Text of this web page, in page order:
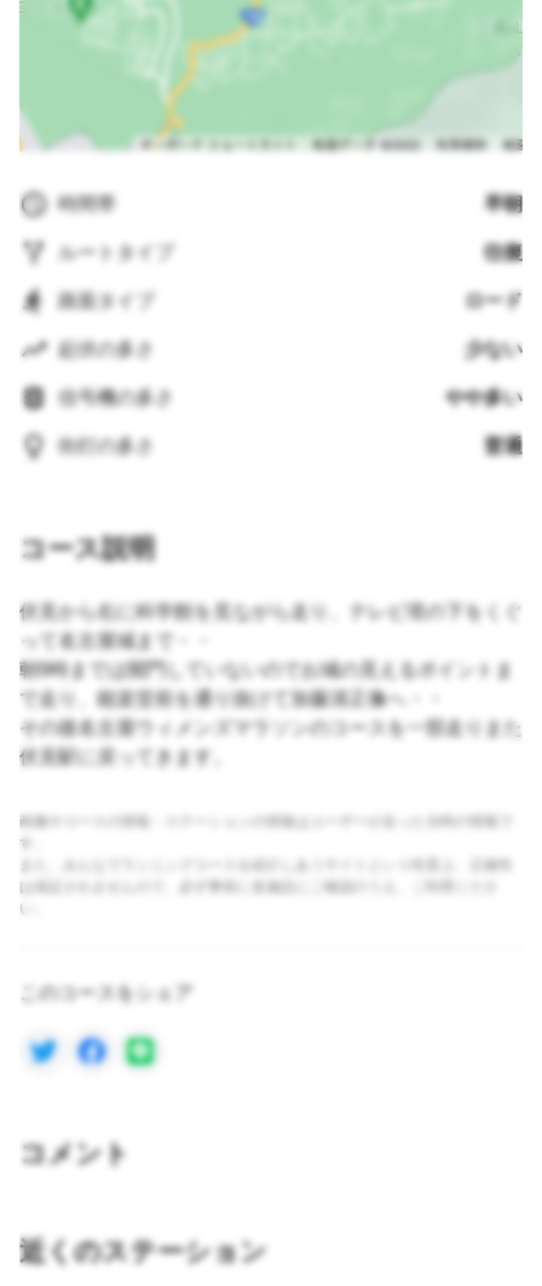
時間帯 早朝
ルートタイプ 往復
路面タイプ ロード
起伏の多さ 少ない
信号機の多さ やや多い
街灯の多さ 普通
コース説明
伏見から右に科学館を見ながら走り、テレビ塔の下をくぐ
って名古屋城まで・・
朝9時までは開門していないのでお城の見えるポイントま
で走り、能楽堂前を通り抜けて加藤清正像へ・・
その後名古屋ウィメンズマラソンのコースを一部走りまた
伏見駅に戻ってきます。
画像やコースの情報・ステーションの情報はユーザーが走った当時の情報で
す。
また、みんなでランニングコースを紹介しあうサイトという性質上、正確性
は保証されませんので、必ず事前に各施設にご確認のうえ、ご利用くださ
い。
このコースをシェア
コメント
近くのステーション